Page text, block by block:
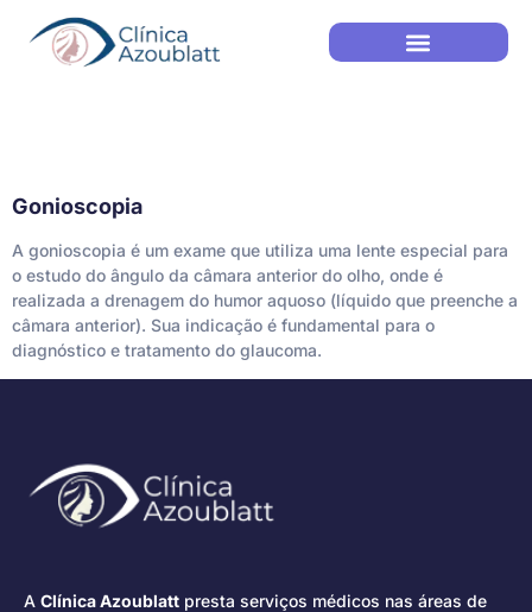
Gonioscopia
A gonioscopia é um exame que utiliza uma lente especial para
o estudo do ângulo da câmara anterior do olho, onde é
realizada a drenagem do humor aquoso (líquido que preenche a
câmara anterior). Sua indicação é fundamental para o
diagnóstico e tratamento do glaucoma.
A Clínica Azoublatt presta serviços médicos nas áreas de